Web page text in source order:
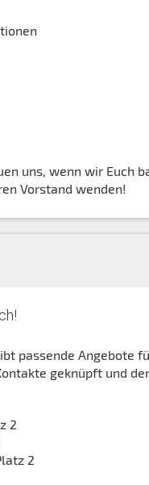
uns, wenn wir Euch
Vorstand wenden!
passende Angebote
geknüpft und
2
2